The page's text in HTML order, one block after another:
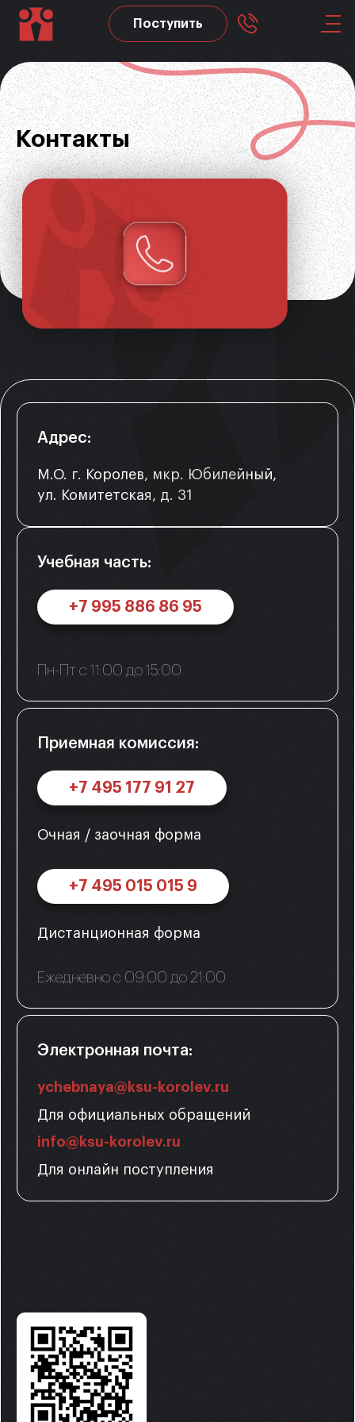
Skip to main content
Поступить
Контакты
Адрес:
М.О. г. Королев, мкр. Юбилейный,
ул. Комитетская, д. 31
Учебная часть:
+7 995 886 86 95
Пн-Пт с 11:00 до 15:00
Приемная комиссия:
+7 495 177 91 27
Очная / заочная форма
+7 495 015 015 9
Дистанционная форма
Ежедневно с 09:00 до 21:00
Электронная почта:
ychebnaya@ksu-korolev.ru
Для официальных обращений
info@ksu-korolev.ru
Для онлайн поступления